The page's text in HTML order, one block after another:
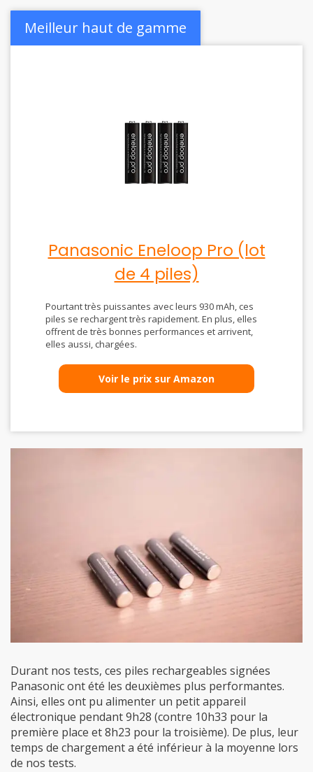
Meilleur haut de gamme
Panasonic Eneloop Pro (lot
de 4 piles)
Pourtant très puissantes avec leurs 930 mAh, ces
piles se rechargent très rapidement. En plus, elles
offrent de très bonnes performances et arrivent,
elles aussi, chargées.
Voir le prix sur Amazon
Durant nos tests, ces piles rechargeables signées
Panasonic ont été les deuxièmes plus performantes.
Ainsi, elles ont pu alimenter un petit appareil
électronique pendant 9h28 (contre 10h33 pour la
première place et 8h23 pour la troisième). De plus, leur
temps de chargement a été inférieur à la moyenne lors
de nos tests.